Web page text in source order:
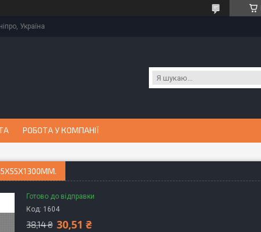
Україна
РОБОТА У КОМПАНІЇ
Готово до відправки
Код: 1604
38,14 ₴ 30,51 ₴